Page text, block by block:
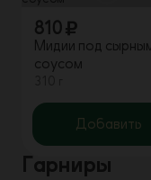
810
Мидии под
соусом
Добавить
Гарниры